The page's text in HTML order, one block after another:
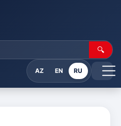
🔍
AZ EN RU